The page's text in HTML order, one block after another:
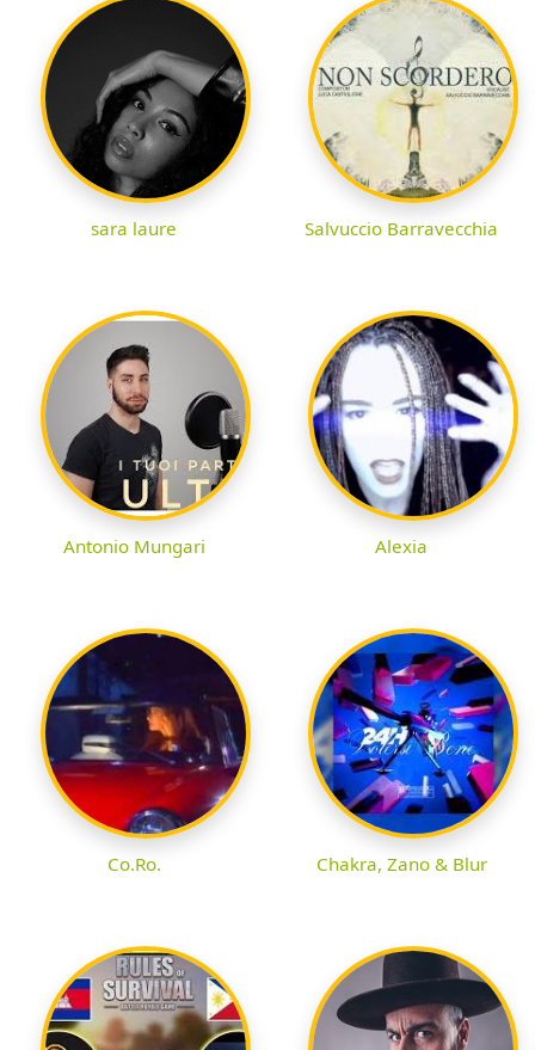
sara laure Salvuccio Barravecchia
Antonio Mungari Alexia
Co.Ro. Chakra, Zano & Blur